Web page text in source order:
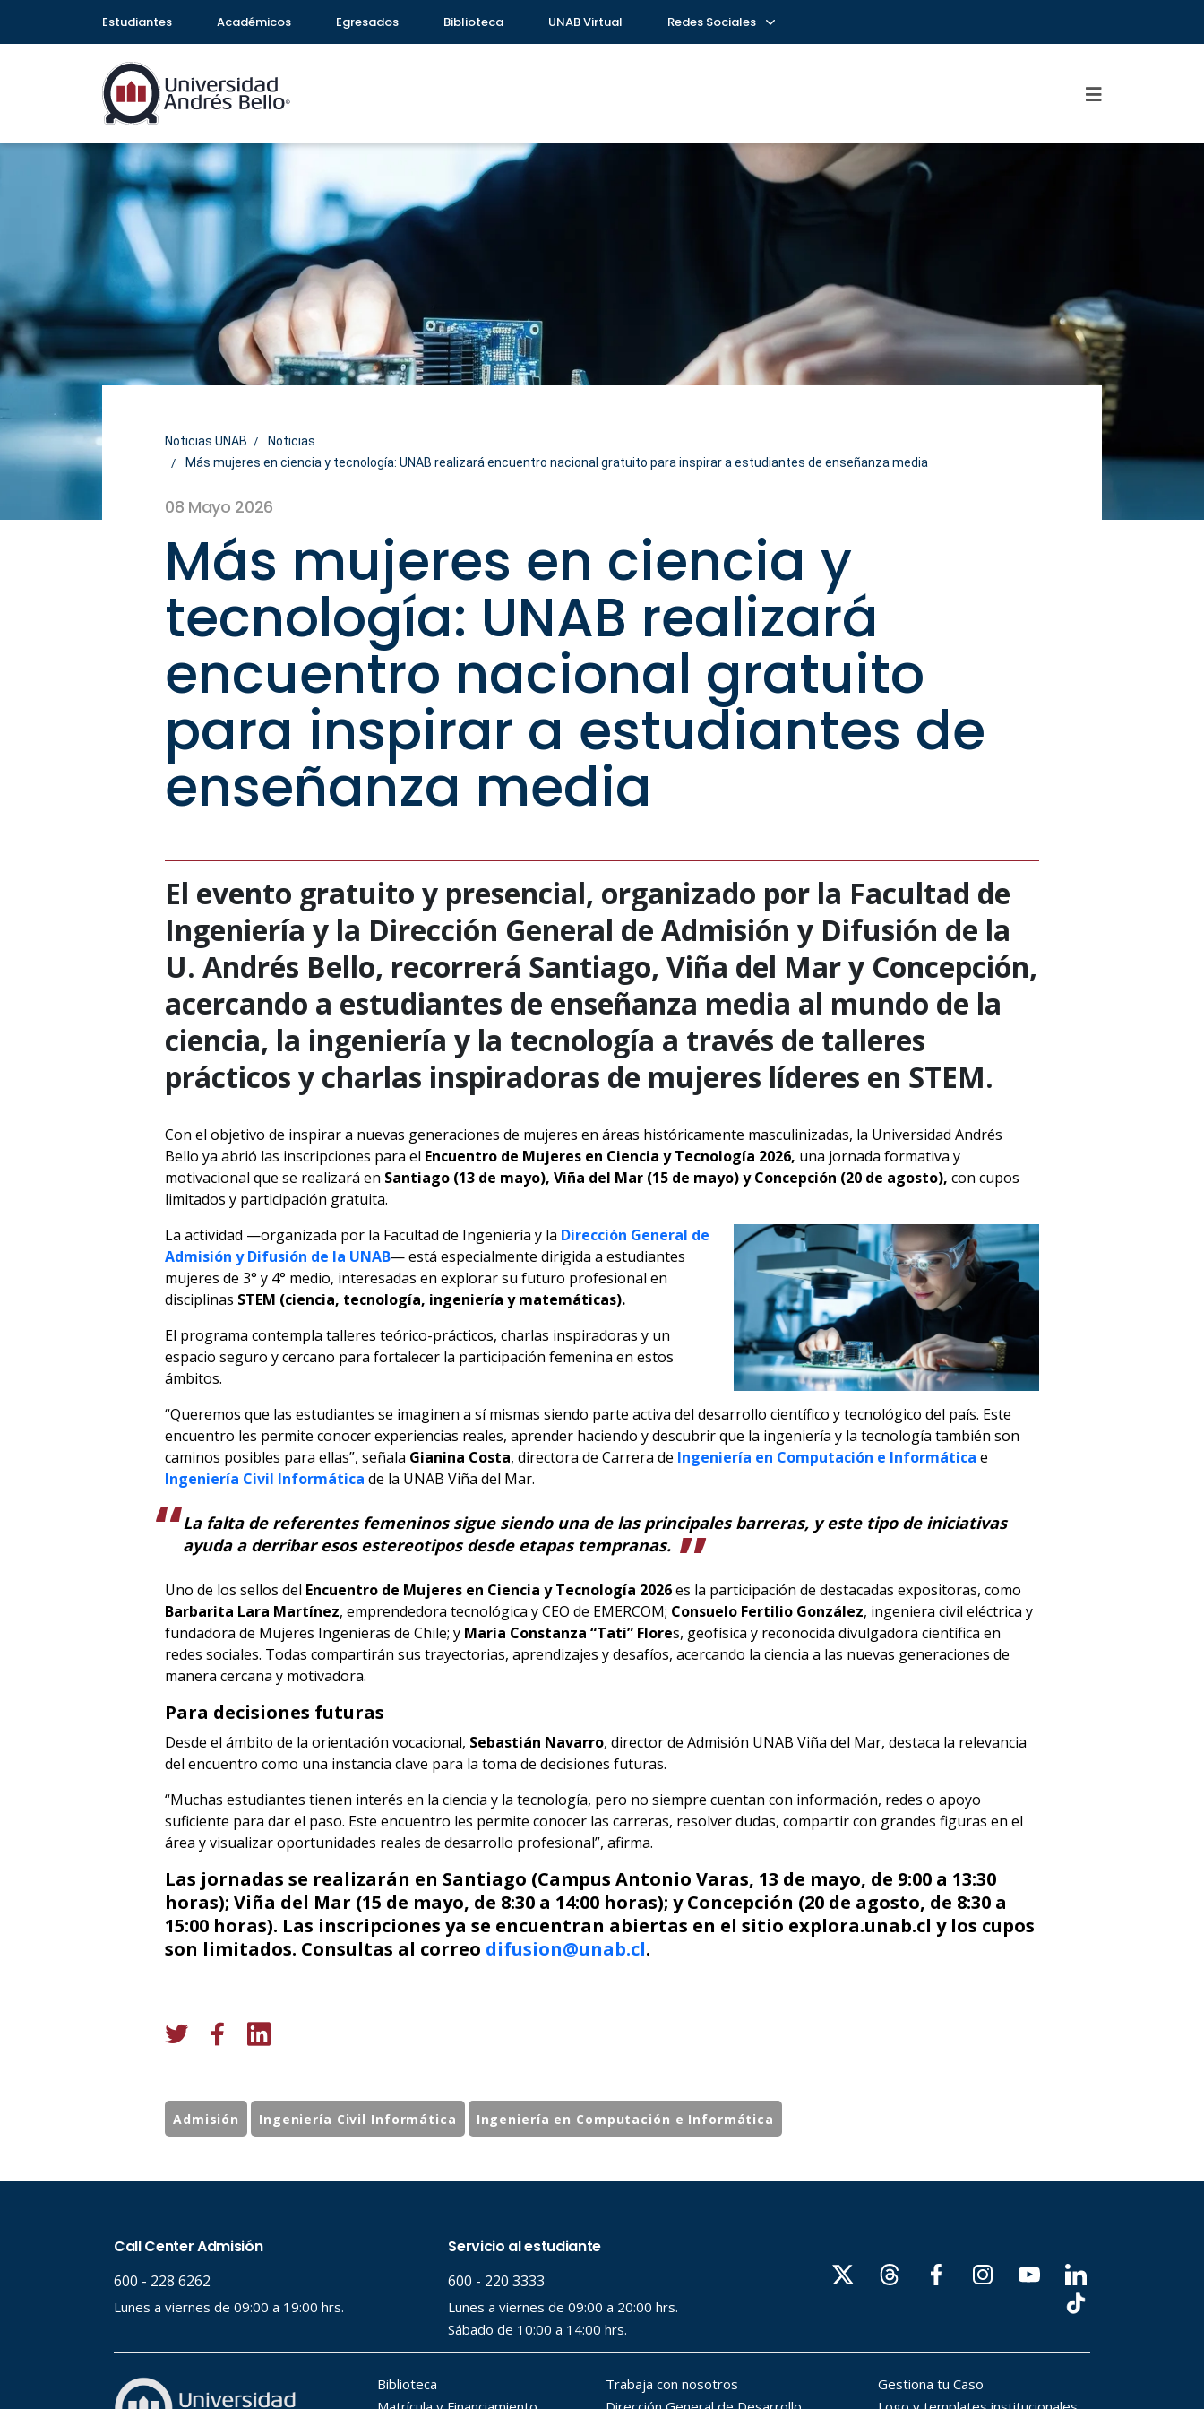
Estudiantes Académicos Egresados Biblioteca UNAB Virtual Redes Sociales
Noticias UNAB
Noticias
Más mujeres en ciencia y tecnología: UNAB realizará encuentro nacional gratuito para inspirar a estudiantes de enseñanza media
08 Mayo 2026
Más mujeres en ciencia y
tecnología: UNAB realizará
encuentro nacional gratuito
para inspirar a estudiantes de
enseñanza media
El evento gratuito y presencial, organizado por la Facultad de
Ingeniería y la Dirección General de Admisión y Difusión de la
U. Andrés Bello, recorrerá Santiago, Viña del Mar y Concepción,
acercando a estudiantes de enseñanza media al mundo de la
ciencia, la ingeniería y la tecnología a través de talleres
prácticos y charlas inspiradoras de mujeres líderes en STEM.
Con el objetivo de inspirar a nuevas generaciones de mujeres en áreas históricamente masculinizadas, la Universidad Andrés
Bello ya abrió las inscripciones para el Encuentro de Mujeres en Ciencia y Tecnología 2026, una jornada formativa y
motivacional que se realizará en Santiago (13 de mayo), Viña del Mar (15 de mayo) y Concepción (20 de agosto), con cupos
limitados y participación gratuita.
La actividad —organizada por la Facultad de Ingeniería y la Dirección General de
Admisión y Difusión de la UNAB— está especialmente dirigida a estudiantes
mujeres de 3° y 4° medio, interesadas en explorar su futuro profesional en
disciplinas STEM (ciencia, tecnología, ingeniería y matemáticas).
El programa contempla talleres teórico-prácticos, charlas inspiradoras y un
espacio seguro y cercano para fortalecer la participación femenina en estos
ámbitos.
“Queremos que las estudiantes se imaginen a sí mismas siendo parte activa del desarrollo científico y tecnológico del país. Este
encuentro les permite conocer experiencias reales, aprender haciendo y descubrir que la ingeniería y la tecnología también son
caminos posibles para ellas”, señala Gianina Costa, directora de Carrera de Ingeniería en Computación e Informática e
Ingeniería Civil Informática de la UNAB Viña del Mar.
La falta de referentes femeninos sigue siendo una de las principales barreras, y este tipo de iniciativas
ayuda a derribar esos estereotipos desde etapas tempranas.
Uno de los sellos del Encuentro de Mujeres en Ciencia y Tecnología 2026es la participación de destacadas expositoras, como
Barbarita Lara Martínez, emprendedora tecnológica y CEO de EMERCOM; Consuelo Fertilio González, ingeniera civil eléctrica y
fundadora de Mujeres Ingenieras de Chile; y María Constanza “Tati” Flores, geofísica y reconocida divulgadora científica en
redes sociales. Todas compartirán sus trayectorias, aprendizajes y desafíos, acercando la ciencia a las nuevas generaciones de
manera cercana y motivadora.
Para decisiones futuras
Desde el ámbito de la orientación vocacional, Sebastián Navarro, director de Admisión UNAB Viña del Mar, destaca la relevancia
del encuentro como una instancia clave para la toma de decisiones futuras.
“Muchas estudiantes tienen interés en la ciencia y la tecnología, pero no siempre cuentan con información, redes o apoyo
suficiente para dar el paso. Este encuentro les permite conocer las carreras, resolver dudas, compartir con grandes figuras en el
área y visualizar oportunidades reales de desarrollo profesional”, afirma.
Las jornadas se realizarán en Santiago (Campus Antonio Varas, 13 de mayo, de 9:00 a 13:30
horas); Viña del Mar (15 de mayo, de 8:30 a 14:00 horas); y Concepción (20 de agosto, de 8:30 a
15:00 horas). Las inscripciones ya se encuentran abiertas en el sitio explora.unab.cl y los cupos
son limitados. Consultas al correo difusion@unab.cl.
Admisión Ingeniería Civil Informática Ingeniería en Computación e Informática